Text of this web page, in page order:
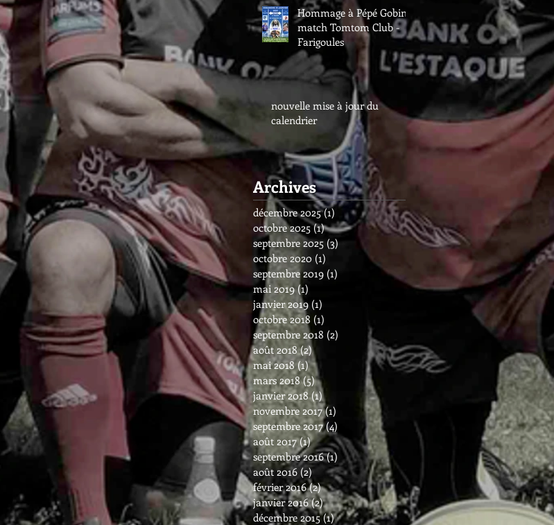
Hommage à Pépé Gobin -
match Tomtom Club -
Farigoules
nouvelle mise à jour du
calendrier
Archives
décembre 2025 (1) 1 post
octobre 2025 (1)1 post
septembre 2025 (3)3 posts
octobre 2020 (1)
septembre 2019 (1)
mai 2019 (1)
janvier 2019 (1)
octobre 2018 (1)
septembre 2018 (2) 2 posts
août 2018 (2)2 posts
mai 2018 (1)1 post
mars 2018 (5)5 posts
janvier 2018 (1)1 post
novembre 2017 (1)
septembre 2017 (4) 4 posts
août 2017 (1)1 post
septembre 2016 (1) 1 post
août 2016 (2)2 posts
février 2016 (2)2 posts
janvier 2016 (2)2 posts
décembre 2015 (1)1 post